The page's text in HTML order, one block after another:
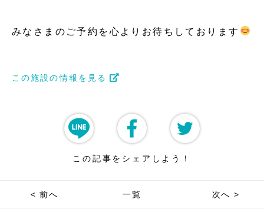
みなさまのご予約を心よりお待ちしております
この施設の情報を見る
この記事をシェアしよう！
< 前へ 一覧 次へ >